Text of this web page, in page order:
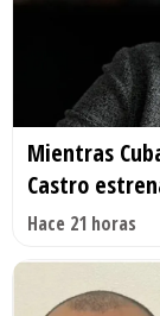
Mientras
Castro
Hace 21 horas